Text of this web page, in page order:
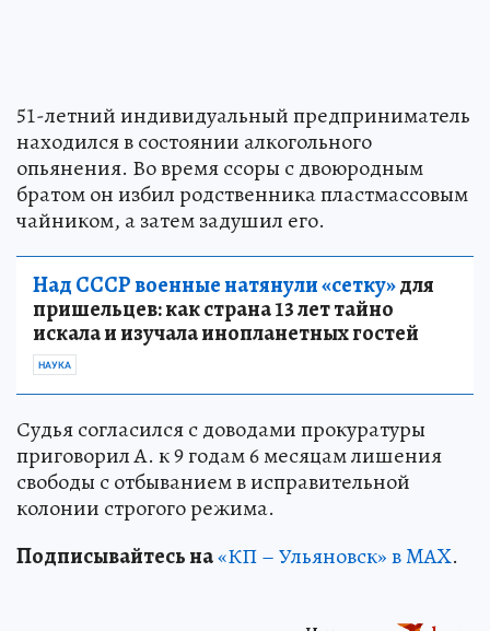
51-летний индивидуальный предприниматель
находился в состоянии алкогольного
опьянения. Во время ссоры с двоюродным
братом он избил родственника пластмассовым
чайником, а затем задушил его.
Над СССР военные натянули «сетку»для
пришельцев: как страна 13 лет тайно
искала и изучала инопланетных гостей
НАУКА
Судья согласился с доводами прокуратуры
приговорил А. к 9 годам 6 месяцам лишения
свободы с отбыванием в исправительной
колонии строгого режима.
Подписывайтесь на«КП – Ульяновск» в MAX.